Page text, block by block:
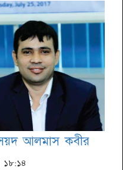
আলমাস কবীর
১৮:১৪